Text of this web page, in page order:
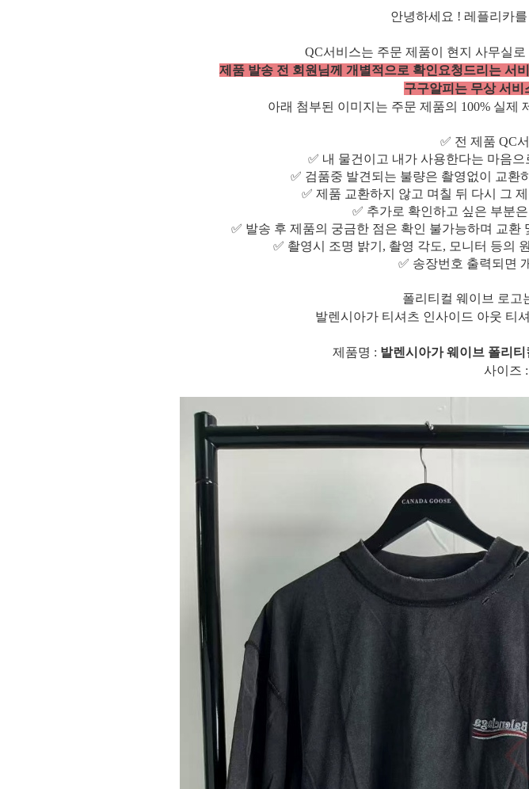
안녕하세요 ! 레플리카
QC서비스는 주문 제품이 현지 사무실
제품 발송 전 회원님께 개별적으로 확인요청드리는 서
구구알피는 무상 서비
아래 첨부된 이미지는 주문 제품의 100% 실제
✅ 전 제품 QC
✅ 내 물건이고 내가 사용한다는 마음
✅ 검품중 발견되는 불량은 촬영없이 교환
✅ 제품 교환하지 않고 며칠 뒤 다시 그
✅ 추가로 확인하고 싶은 부분
✅ 발송 후 제품의 궁금한 점은 확인 불가능하며 교
✅ 촬영시 조명 밝기, 촬영 각도, 모니터 등의
✅ 송장번호 출력되면
폴리티컬 웨이브 로고
발렌시아가 티셔츠 인사이드 아웃 티
제품명 : 발렌시아가 웨이브 폴리
사이즈 :